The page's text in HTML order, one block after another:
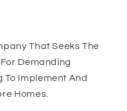
That Seeks The
Demanding
Implement And
Homes.